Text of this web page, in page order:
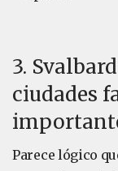
3.
ciudades
Parece lógico